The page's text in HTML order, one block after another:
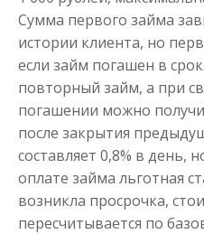
Одолжим до 30
Сумма
Срок
Сумма первого займа
истории клиента, но
если займ погашен в
повторный займ, а при
погашении можно
после закрытия
составляет 0,8% в день,
оплате займа льготная
возникла просрочка,
пересчитывается по